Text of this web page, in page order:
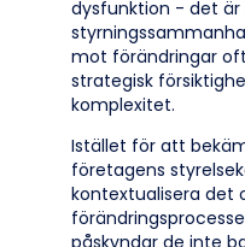
dysfunktion - det är
mot förändringar
strategisk
komplexitet.
Istället för att
företagens
kontextualisera det
påskyndar de inte